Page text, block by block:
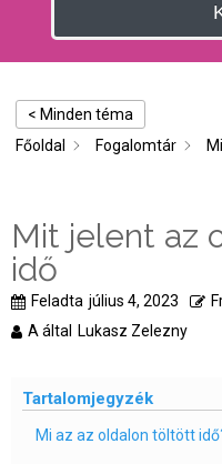
< Minden téma
Főoldal
Fogalomtár
Mit jelent az
idő
Feladta július 4, 2023
A által
Lukasz Zelezny
Tartalomjegyzék
Mi az az oldalon töltött